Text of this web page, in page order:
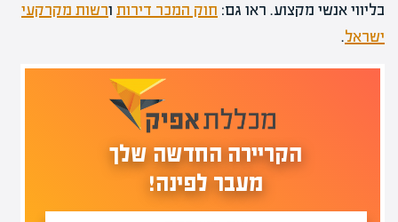
בליווי אנשי מקצוע. ראו גם: חוק המכר דירות ורשות מקרקעי
ישראל.
הקריירה החדשה שלך
מעבר לפינה!